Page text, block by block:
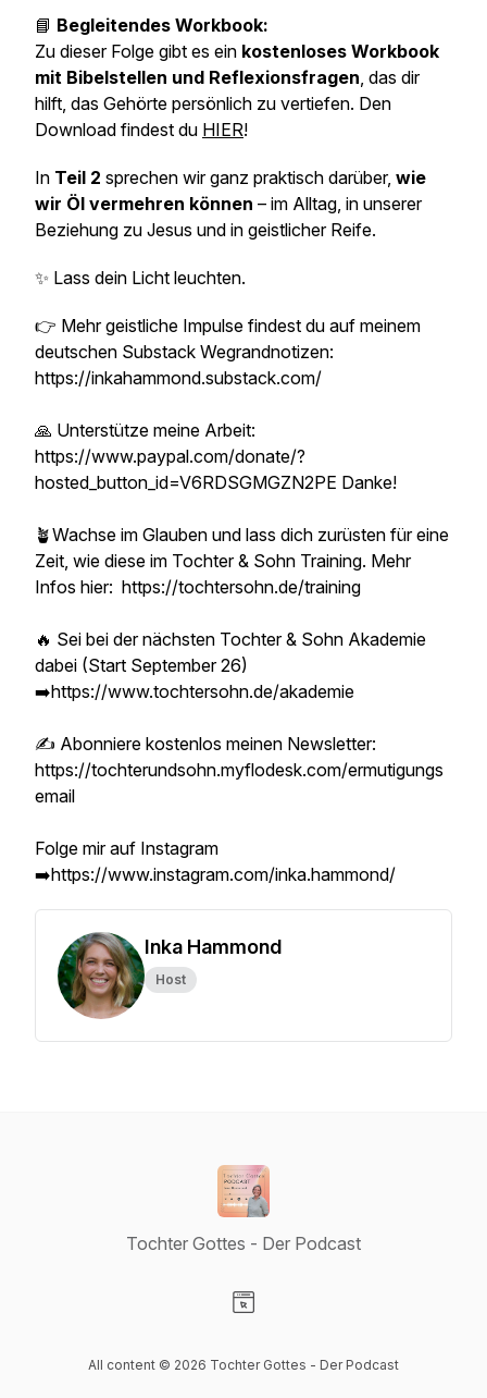
📘 Begleitendes Workbook:
Zu dieser Folge gibt es ein kostenloses Workbook
mit Bibelstellen und Reflexionsfragen, das dir
hilft, das Gehörte persönlich zu vertiefen. Den
Download findest du HIER!
In Teil 2 sprechen wir ganz praktisch darüber, wie
wir Öl vermehren können – im Alltag, in unserer
Beziehung zu Jesus und in geistlicher Reife.
✨ Lass dein Licht leuchten.
👉 Mehr geistliche Impulse findest du auf meinem
deutschen Substack Wegrandnotizen:
https://inkahammond.substack.com/
🙏 Unterstütze meine Arbeit:
https://www.paypal.com/donate/?
hosted_button_id=V6RDSGMGZN2PE Danke!
🪴Wachse im Glauben und lass dich zurüsten für eine
Zeit, wie diese im Tochter & Sohn Training. Mehr
Infos hier: https://tochtersohn.de/training
🔥 Sei bei der nächsten Tochter & Sohn Akademie
dabei (Start September 26)
➡️https://www.tochtersohn.de/akademie
✍️ Abonniere kostenlos meinen Newsletter:
https://tochterundsohn.myflodesk.com/ermutigungs
email
Folge mir auf Instagram
➡️https://www.instagram.com/inka.hammond/
Inka Hammond
Host
Tochter Gottes - Der Podcast
All content © 2026 Tochter Gottes - Der Podcast